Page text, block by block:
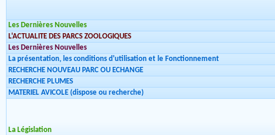
Les Dernières Nouvelles
L'ACTUALITE DES PARCS ZOOLOGIQUES
Les Dernières Nouvelles
La présentation, les conditions d'utilisation et le Fonctionnement
RECHERCHE NOUVEAU PARC OU ECHANGE
RECHERCHE PLUMES
MATERIEL AVICOLE (dispose ou recherche)
La Législation